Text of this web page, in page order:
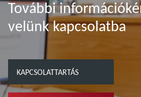
További
velünk kapcsolatba
KAPCSOLATTARTÁS